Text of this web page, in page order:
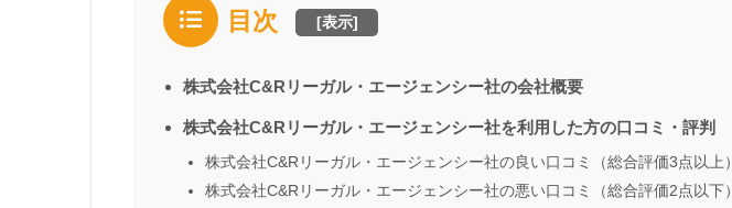
目次 [表示]
株式会社C&Rリーガル・エージェンシー社の会社概要
株式会社C&Rリーガル・エージェンシー社を利用した方の口コミ・評判
株式会社C&Rリーガル・エージェンシー社の良い口コミ（総合評価3点以上）
株式会社C&Rリーガル・エージェンシー社の悪い口コミ（総合評価2点以下）